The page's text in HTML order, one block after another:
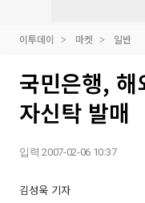
이투데이 마켓 일반
국민은행, 해
자신탁 발매
입력 2007-02-06 10:37
김성욱 기자